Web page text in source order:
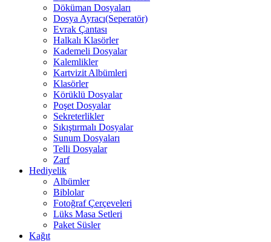
Döküman Dosyaları
Dosya Ayracı(Seperatör)
Evrak Çantası
Halkalı Klasörler
Kademeli Dosyalar
Kalemlikler
Kartvizit Albümleri
Klasörler
Körüklü Dosyalar
Poşet Dosyalar
Sekreterlikler
Sıkıştırmalı Dosyalar
Sunum Dosyaları
Telli Dosyalar
Zarf
Hediyelik
Albümler
Biblolar
Fotoğraf Çerçeveleri
Lüks Masa Setleri
Paket Süsler
Kağıt